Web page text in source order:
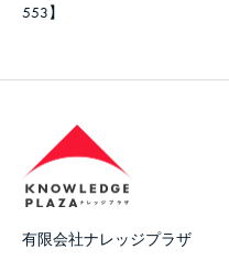
553】
有限会社ナレッジプラザ